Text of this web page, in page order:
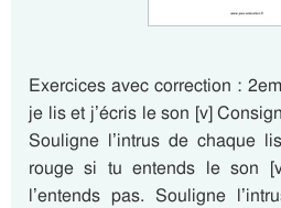
Exercices avec correction :
je lis et j’écris le son [v]
Souligne l’intrus de chaque
rouge si tu entends le son
l’entends pas. Souligne